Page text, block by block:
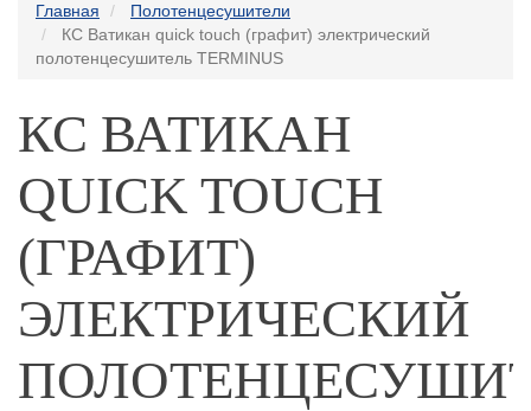
Главная
Полотенцесушители
КС Ватикан quick touch (графит) электрический
полотенцесушитель TERMINUS
КС ВАТИКАН
QUICK TOUCH
(ГРАФИТ)
ЭЛЕКТРИЧЕСКИЙ